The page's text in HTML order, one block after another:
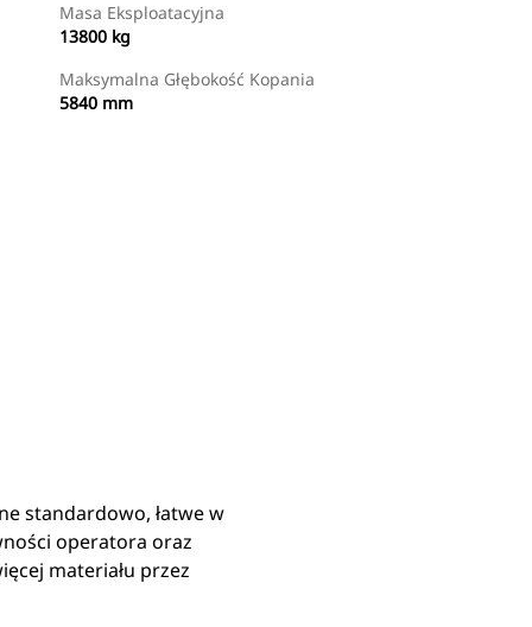
Masa Eksploatacyjna
13800 kg
Maksymalna Głębokość Kopania
5840 mm
standardowo, łatwe w
operatora oraz
materiału przez